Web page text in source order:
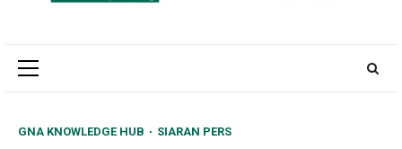
GNA KNOWLEDGE HUB SIARAN PERS